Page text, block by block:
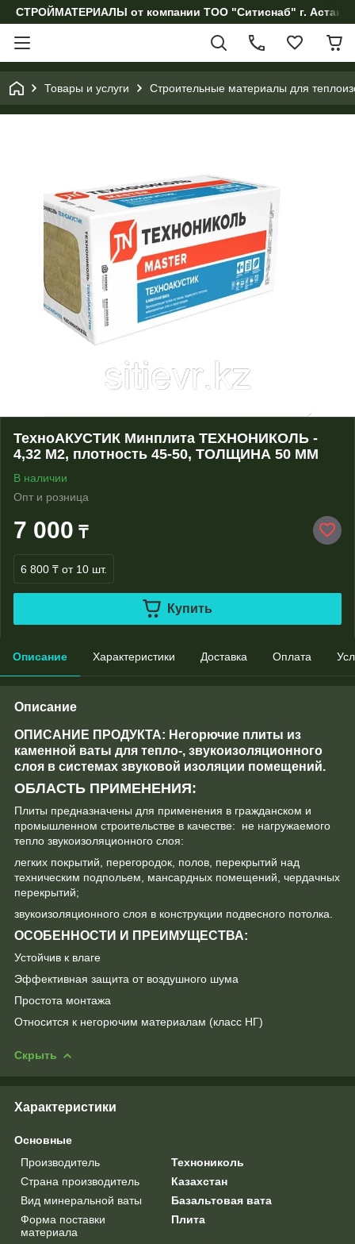
СТРОЙМАТЕРИАЛЫ от компании ТОО "Ситиснаб" г. Астана,
Товары и услуги Строительные материалы для
ТехноАКУСТИК Минплита ТЕХНОНИКОЛЬ -
4,32 М2, плотность 45-50, ТОЛЩИНА 50 ММ
В наличии
Опт и розница
7 000 ₸
6 800 ₸ от 10 шт.
Купить
Описание Характеристики Доставка Оплата
Описание
ОПИСАНИЕ ПРОДУКТА: Негорючие плиты из
каменной ваты для тепло-, звукоизоляционного
слоя в системах звуковой изоляции помещений.
ОБЛАСТЬ ПРИМЕНЕНИЯ:
Плиты предназначены для применения в гражданском и
промышленном строительстве в качестве: не нагружаемого
тепло звукоизоляционного слоя:
легких покрытий, перегородок, полов, перекрытий над
техническим подпольем, мансардных помещений, чердачных
перекрытий;
звукоизоляционного слоя в конструкции подвесного потолка.
ОСОБЕННОСТИ И ПРЕИМУЩЕСТВА:
Устойчив к влаге
Эффективная защита от воздушного шума
Простота монтажа
Относится к негорючим материалам (класс НГ)
Скрыть
Характеристики
Основные
Производитель
Технониколь
Страна производитель
Казахстан
Вид минеральной ваты
Базальтовая вата
Форма поставки
материала
Плита